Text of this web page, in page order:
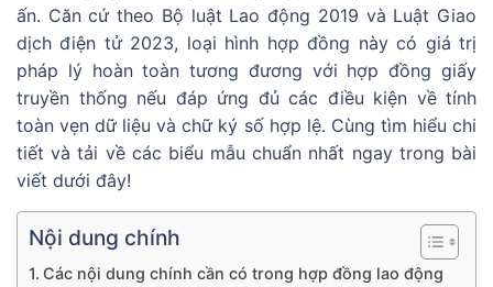
ấn. Căn cứ theo Bộ luật Lao động 2019 và Luật Giao
dịch điện tử 2023, loại hình hợp đồng này có giá trị
pháp lý hoàn toàn tương đương với hợp đồng giấy
truyền thống nếu đáp ứng đủ các điều kiện về tính
toàn vẹn dữ liệu và chữ ký số hợp lệ. Cùng tìm hiểu chi
tiết và tải về các biểu mẫu chuẩn nhất ngay trong bài
viết dưới đây!
Nội dung chính
Các nội dung chính cần có trong hợp đồng lao động